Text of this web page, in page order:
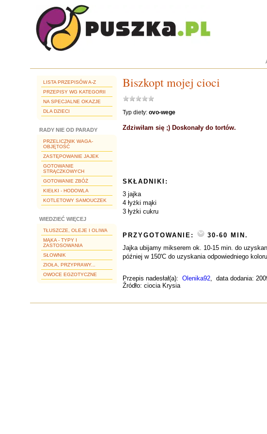
LISTA PRZEPISÓW A-Z
PRZEPISY WG KATEGORII
NA SPECJALNE OKAZJE
DLA DZIECI
RADY NIE OD PARADY
PRZELICZNIK WAGA-
OBJĘTOŚĆ
ZASTĘPOWANIE JAJEK
GOTOWANIE
STRĄCZKOWYCH
GOTOWANIE ZBÓŻ
KIEŁKI - HODOWLA
KOTLETOWY SAMOUCZEK
WIEDZIEĆ WIĘCEJ
TŁUSZCZE, OLEJE I OLIWA
MĄKA - TYPY I
ZASTOSOWANIA
SŁOWNIK
ZIOŁA, PRZYPRAWY...
OWOCE EGZOTYCZNE
Biszkopt mojej cioci
Typ diety: ovo-wege
Zdziwiłam się ;) Doskonały do tortów.
SKŁADNIKI:
3 jajka
4 łyżki mąki
3 łyżki cukru
PRZYGOTOWANIE:
30-60 MIN.
Jajka ubijamy mikserem ok. 10-15 min. do
później w 150'C do uzyskania odpowiedniego
Przepis nadesłał(a): Olenika92, data dodania:
Źródło: ciocia Krysia